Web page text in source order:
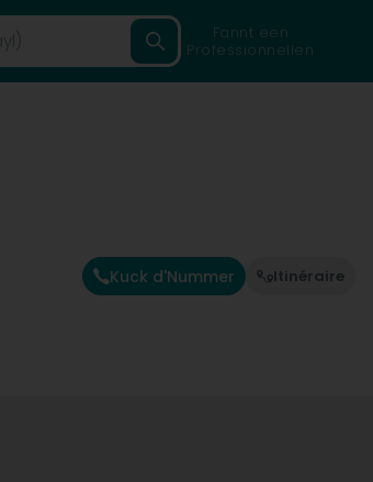
Fannt een
Professionnellen
Kuck d'Nummer Itinéraire